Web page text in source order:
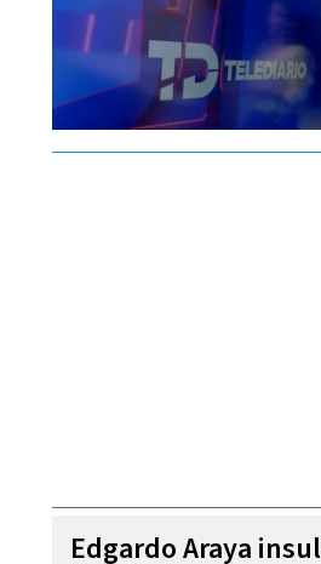
Edgardo Araya